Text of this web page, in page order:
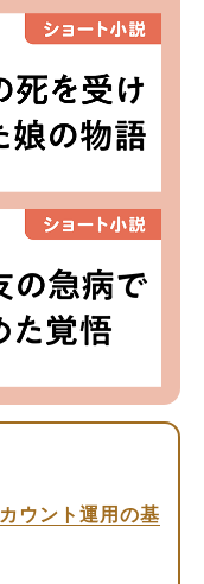
ウント運用の基